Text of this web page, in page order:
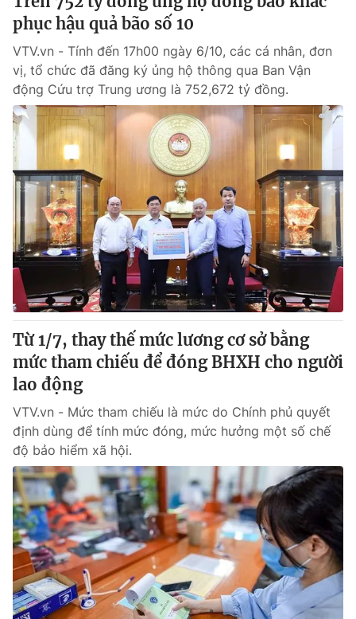
phục hậu quả bão số 10
VTV.vn - Tính đến 17h00 ngày 6/10, các cá nhân, đơn
vị, tổ chức đã đăng ký ủng hộ thông qua Ban Vận
động Cứu trợ Trung ương là 752,672 tỷ đồng.
Từ 1/7, thay thế mức lương cơ sở bằng
mức tham chiếu để đóng BHXH cho người
lao động
VTV.vn - Mức tham chiếu là mức do Chính phủ quyết
định dùng để tính mức đóng, mức hưởng một số chế
độ bảo hiểm xã hội.